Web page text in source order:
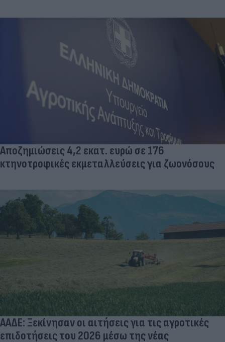
Αποζημιώσεις 4,2 εκατ. ευρώ σε 176
κτηνοτροφικές εκμεταλλεύσεις για ζωονόσους
ΑΑΔΕ: Ξεκίνησαν οι αιτήσεις για τις αγροτικές
επιδοτήσεις του 2026 μέσω της νέας